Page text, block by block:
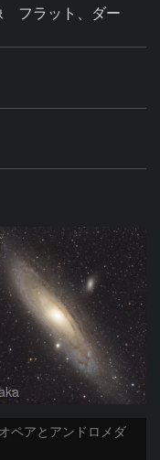
フラット、ダー
ペアとアンドロメダ